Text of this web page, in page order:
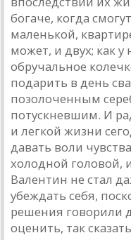
богаче, когда
маленькой,
может, и двух; как у
обручальное
подарить в день
позолоченным
потускневшим. И
и легкой жизни
давать воли
холодной головой,
Валентин не стал
убеждать себя,
решения говорили
оценить, так